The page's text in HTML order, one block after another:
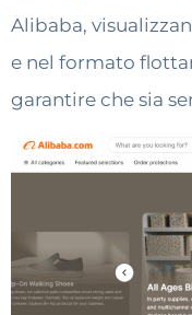
Alibaba,
e nel formato
garantire che sia